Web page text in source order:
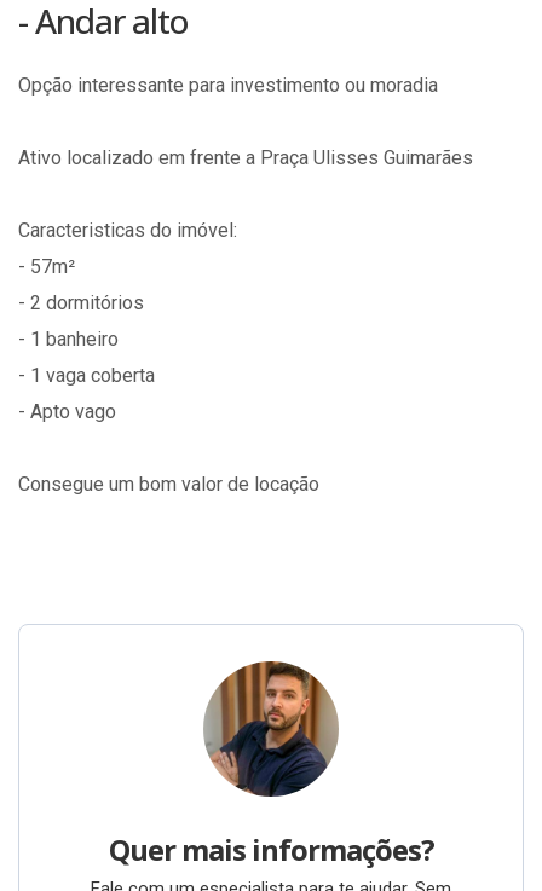
- Andar alto
Opção interessante para investimento ou moradia
Ativo localizado em frente a Praça Ulisses Guimarães
Caracteristicas do imóvel:
- 57m²
- 2 dormitórios
- 1 banheiro
- 1 vaga coberta
- Apto vago
Consegue um bom valor de locação
Quer mais informações?